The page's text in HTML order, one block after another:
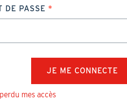
DE PASSE
mes accès